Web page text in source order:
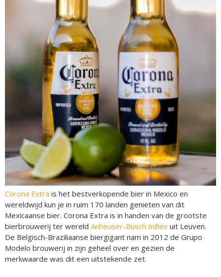
Corona Extra is het bestverkopende bier in Mexico en
wereldwijd kun je in ruim 170 landen genieten van dit
Mexicaanse bier. Corona Extra is in handen van de grootste
bierbrouwerij ter wereld Anheuser-Busch InBev uit Leuven.
De Belgisch-Braziliaanse biergigant nam in 2012 de Grupo
Modelo brouwerij in zijn geheel over en gezien de
merkwaarde was dit een uitstekende zet.